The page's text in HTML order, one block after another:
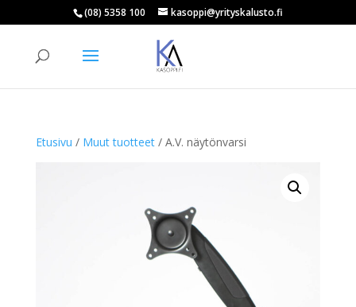
(08) 5358 100 kasoppi@yrityskalusto.fi
Etusivu / Muut tuotteet/ A.V. näytönvarsi